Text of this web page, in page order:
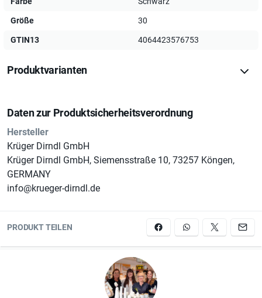
*10 % Elasthan
Pflegedetails:
*Trocknen im Tumbler nicht möglich, nicht heiß bügeln
*mit ähnlichen Farben waschen
Größe 30
GTIN13 4064423576753
Produktvarianten
Daten zur Produktsicherheitsverordnung
Hersteller
Krüger Dirndl GmbH
Krüger Dirndl GmbH, Siemensstraße 10, 73257 Köngen,
GERMANY
info@krueger-dirndl.de
PRODUKT TEILEN